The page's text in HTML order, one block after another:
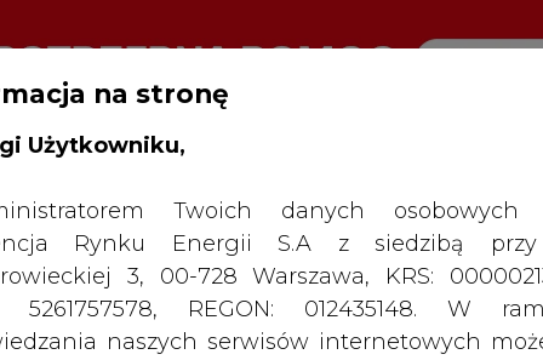
na stronę
Użytkowniku,
Twoich danych osobowych
Rynku Energii S.A z siedzibą
3, 00-728 Warszawa, KRS:
5261757578, REGON: 012435148. W
naszych serwisów internetowych